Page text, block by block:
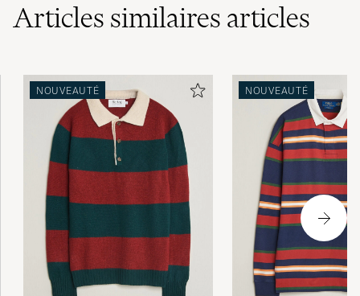
Articles similaires articles
NOUVEAUTÉ NOUVEAUTÉ